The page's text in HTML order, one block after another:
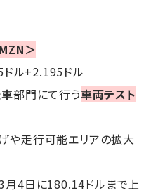
＞
ル+2.195ドル
部門にて行う車両テスト
や走行可能エリアの拡大
月4日に180.14ドルまで上